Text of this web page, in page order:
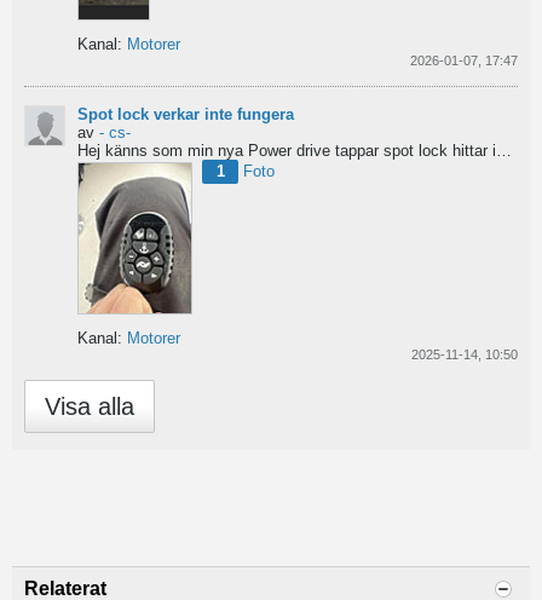
Kanal: Motorer
2026-01-07, 17:47
Spot lock verkar inte fungera
av - cs-
Hej känns som min nya Power drive tappar spot lock hittar inga manualer eller tips...
1
Foto
Kanal: Motorer
2025-11-14, 10:50
Visa alla
Relaterat